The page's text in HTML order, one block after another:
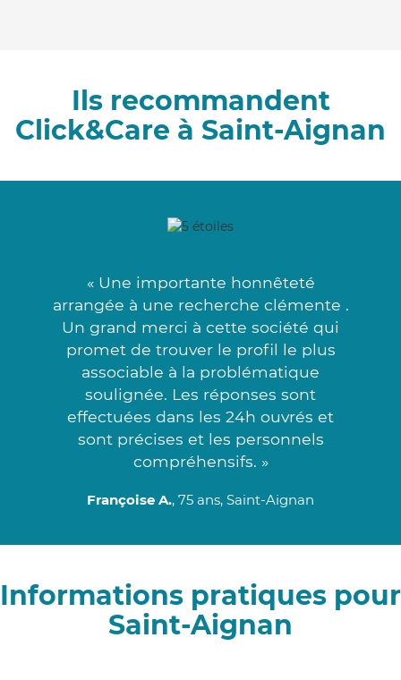
Ils recommandent
Click&Care à Saint-Aignan
« Une importante honnêteté
arrangée à une recherche clémente .
Un grand merci à cette société qui
promet de trouver le profil le plus
associable à la problématique
soulignée. Les réponses sont
effectuées dans les 24h ouvrés et
sont précises et les personnels
compréhensifs. »
Françoise A., 75 ans, Saint-Aignan
Informations pratiques pour
Saint-Aignan